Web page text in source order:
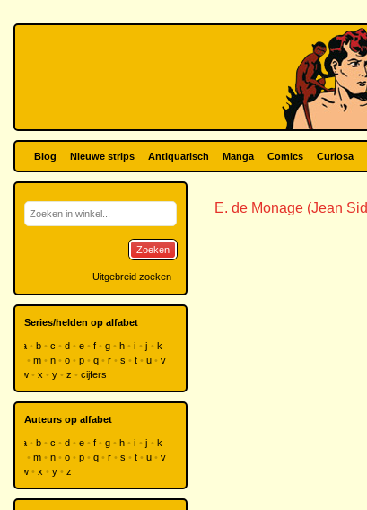
Blog Nieuwe strips Antiquarisch Manga Comics Curiosa
E. de Monage (Jean
Zoeken
Uitgebreid zoeken
Series/helden op alfabet
a b c d e f g h i j
k
m n o p q r s t u
v
w
x y z cijfers
Auteurs op alfabet
a b c d e f g h i j
k
m n o p q r s t u
v
w
x y z